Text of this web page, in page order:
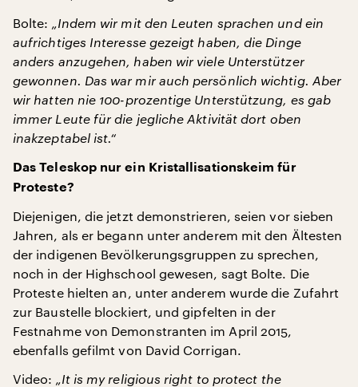
Bolte: „Indem wir mit den Leuten sprachen und ein
aufrichtiges Interesse gezeigt haben, die Dinge
anders anzugehen, haben wir viele Unterstützer
gewonnen. Das war mir auch persönlich wichtig. Aber
wir hatten nie 100-prozentige Unterstützung, es gab
immer Leute für die jegliche Aktivität dort oben
inakzeptabel ist.“
Das Teleskop nur ein Kristallisationskeim für
Proteste?
Diejenigen, die jetzt demonstrieren, seien vor sieben
Jahren, als er begann unter anderem mit den Ältesten
der indigenen Bevölkerungsgruppen zu sprechen,
noch in der Highschool gewesen, sagt Bolte. Die
Proteste hielten an, unter anderem wurde die Zufahrt
zur Baustelle blockiert, und gipfelten in der
Festnahme von Demonstranten im April 2015,
ebenfalls gefilmt von David Corrigan.
Video: „It is my religious right to protect the